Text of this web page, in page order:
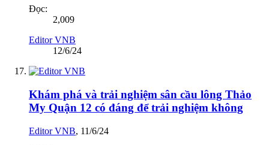
Đọc:
2,009
Editor VNB
12/6/24
Khám phá và trải nghiệm sân cầu lông Thảo
My Quận 12 có đáng để trải nghiệm không
Editor VNB, 11/6/24